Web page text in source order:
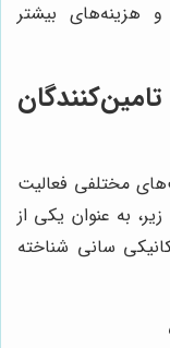
هزینه‌های بیشتر
مختلفی فعالیت
زیر، به عنوان یکی از
سانی شناخته